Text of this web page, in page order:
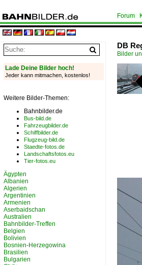
Forum
DB
Bilder
Lade Deine Bilder hoch!
Jeder kann mitmachen, kostenlos!
Weitere Bilder-Themen:
Bahnbilder.de
Bus-bild.de
Fahrzeugbilder.de
Schiffbilder.de
Flugzeug-bild.de
Staedte-fotos.de
Landschaftsfotos.eu
Tier-fotos.eu
Ägypten
Albanien
Algerien
Argentinien
Armenien
Aserbaidschan
Australien
Bahnbilder-Treffen
Belgien
Bolivien
Bosnien-Herzegowina
Brasilien
Bulgarien